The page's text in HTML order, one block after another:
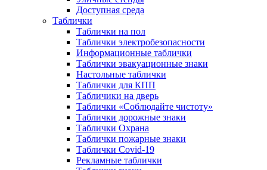
Доступная среда
Таблички
Таблички на пол
Таблички электробезопасности
Информационные таблички
Таблички эвакуационные знаки
Настольные таблички
Таблички для КПП
Табличики на дверь
Таблички «Соблюдайте чистоту»
Таблички дорожные знаки
Таблички Охрана
Таблички пожарные знаки
Таблички Covid-19
Рекламные таблички